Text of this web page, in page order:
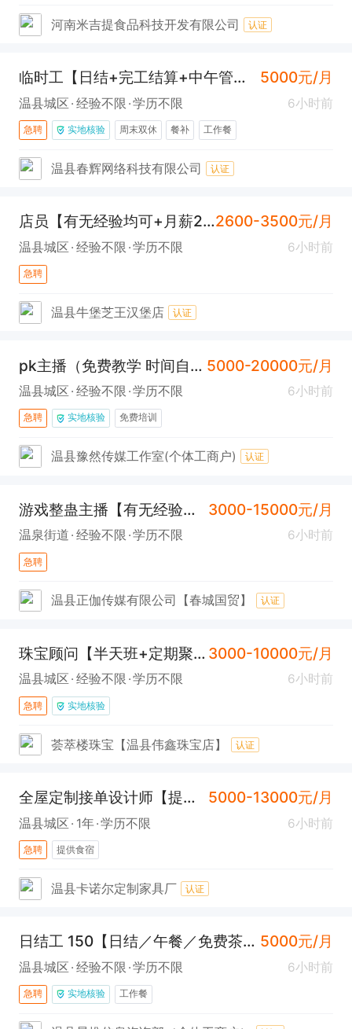
河南米吉提食品科技开发有限公司 认证
临时工【日结+完工结算+中午管饭】 5000元/月
温县城区 经验不限 学历不限 6小时前
急聘 实地核验 周末双休 餐补 工作餐
温县春辉网络科技有限公司 认证
店员【有无经验均可+月薪2600-3500元】2600-3500元/月
温县城区 经验不限 学历不限 6小时前
急聘
温县牛堡芝王汉堡店 认证
pk主播（免费教学 时间自由 居家直播） 5000-20000元/月
温县城区 经验不限 学历不限 6小时前
急聘 实地核验 免费培训
温县豫然传媒工作室(个体工商户) 认证
游戏整蛊主播【有无经验均可】 3000-15000元/月
温泉街道 经验不限 学历不限 6小时前
急聘
温县正伽传媒有限公司【春城国贸】 认证
珠宝顾问【半天班+定期聚餐+节日福利】 3000-10000元/月
温县城区 经验不限 学历不限 6小时前
急聘 实地核验
荟萃楼珠宝【温县伟鑫珠宝店】 认证
全屋定制接单设计师【提供食宿+节日福利】 5000-13000元/月
温县城区 1年 学历不限 6小时前
急聘 提供食宿
温县卡诺尔定制家具厂 认证
日结工 150【日结／午餐／免费茶水/未成年勿扰】 5000元/月
温县城区 经验不限 学历不限 6小时前
急聘 实地核验 工作餐